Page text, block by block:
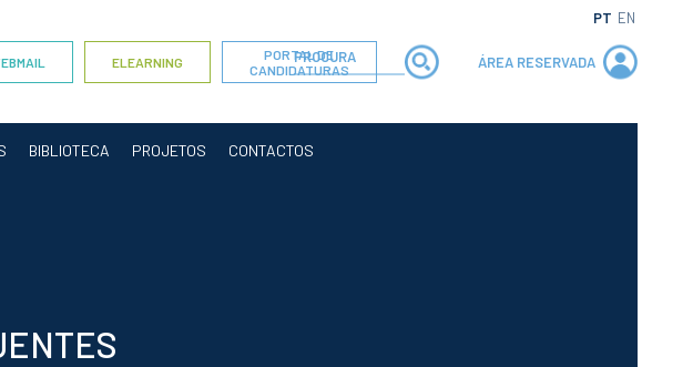
ÁREA RESERVADA
ELEARNING
PORTAL DE
CANDIDATURAS
PT EN
BIBLIOTECA PROJETOS CONTACTOS